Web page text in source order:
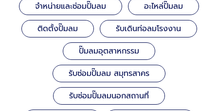
จำหน่ายและซ่อมปั๊มลม
อะไหล่ปั๊มลม
ติดตั้งปั๊มลม
รับเดินท่อลมโรงงาน
ปั๊มลมอุตสาหกรรม
รับซ่อมปั๊มลม สมุทรสาคร
รับซ่อมปั๊มลมนอกสถานที่